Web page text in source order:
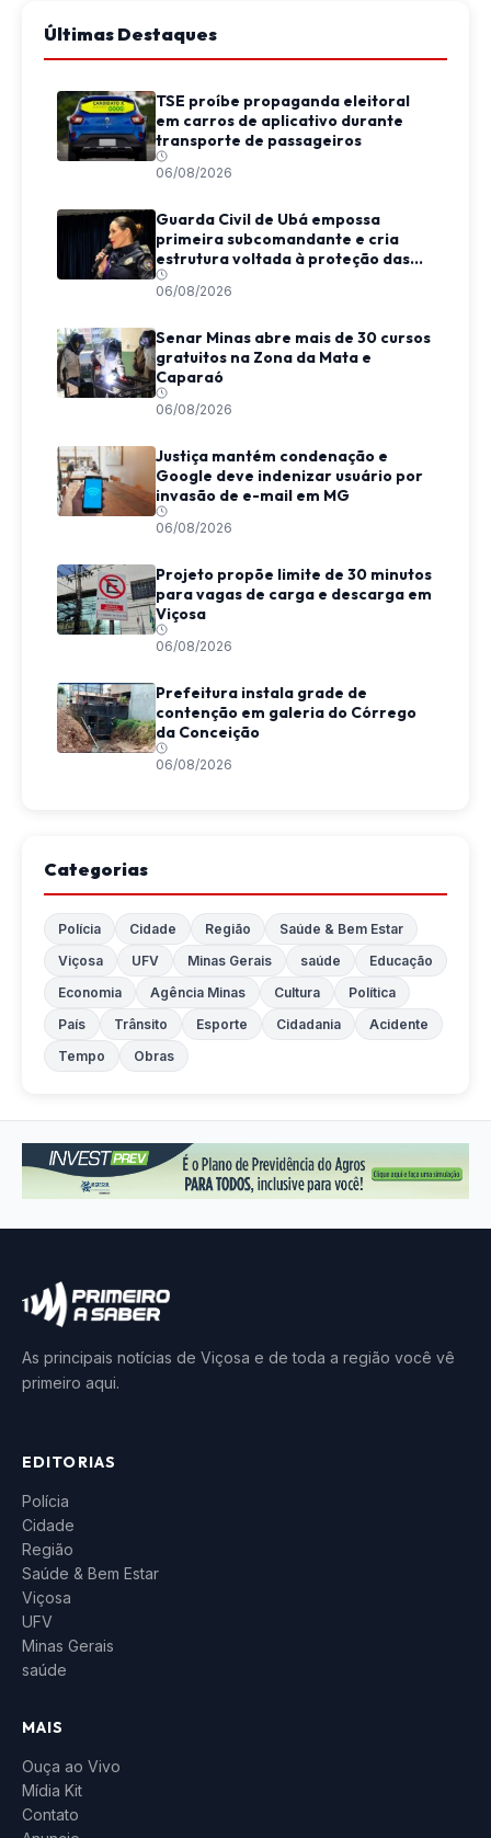
Últimas Destaques
TSE proíbe propaganda eleitoral
em carros de aplicativo durante
transporte de passageiros
06/08/2026
Guarda Civil de Ubá empossa
primeira subcomandante e cria
estrutura voltada à proteção das
mulheres
06/08/2026
Senar Minas abre mais de 30 cursos
gratuitos na Zona da Mata e
Caparaó
06/08/2026
Justiça mantém condenação e
Google deve indenizar usuário por
invasão de e-mail em MG
06/08/2026
Projeto propõe limite de 30 minutos
para vagas de carga e descarga em
Viçosa
06/08/2026
Prefeitura instala grade de
contenção em galeria do Córrego
da Conceição
06/08/2026
Categorias
Polícia Cidade Região
Saúde & Bem Estar
Viçosa
UFV Minas Gerais saúde
Educação
Economia
Agência Minas Cultura
Política
País
Trânsito Esporte Cidadania
Acidente
Tempo
Obras
As principais notícias de Viçosa e de toda a região você vê
primeiro aqui.
EDITORIAS
Polícia
Cidade
Região
Saúde & Bem Estar
Viçosa
UFV
Minas Gerais
saúde
MAIS
Ouça ao Vivo
Mídia Kit
Contato